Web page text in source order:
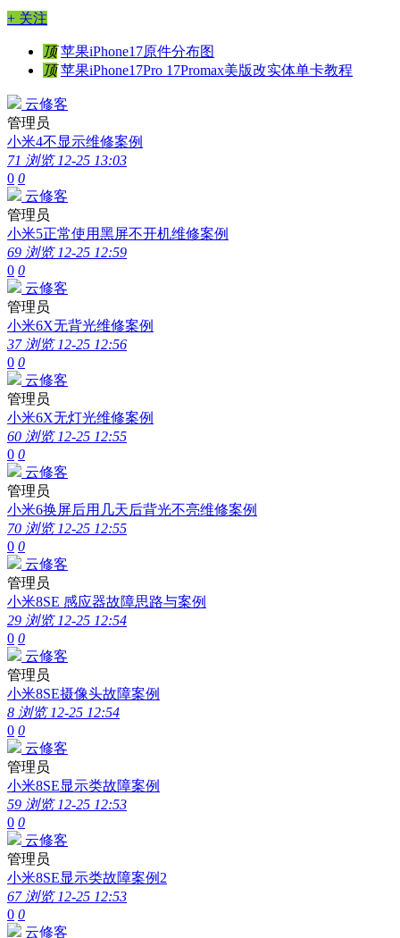
+ 关注
顶 苹果iPhone17原件分布图
顶 苹果iPhone17Pro 17Promax美版改实体单卡教程
云修客
管理员
小米4不显示维修案例
71 浏览 12-25 13:03
0 0
云修客
管理员
小米5正常使用黑屏不开机维修案例
69 浏览 12-25 12:59
0 0
云修客
管理员
小米6X无背光维修案例
37 浏览 12-25 12:56
0 0
云修客
管理员
小米6X无灯光维修案例
60 浏览 12-25 12:55
0 0
云修客
管理员
小米6换屏后用几天后背光不亮维修案例
70 浏览 12-25 12:55
0 0
云修客
管理员
小米8SE 感应器故障思路与案例
29 浏览 12-25 12:54
0 0
云修客
管理员
小米8SE摄像头故障案例
8 浏览 12-25 12:54
0 0
云修客
管理员
小米8SE显示类故障案例
59 浏览 12-25 12:53
0 0
云修客
管理员
小米8SE显示类故障案例2
67 浏览 12-25 12:53
0 0
云修客